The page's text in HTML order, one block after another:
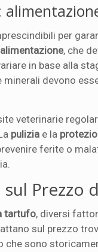
per
alimentazione, che
in base alla
devono
veterinarie
pulizia e la
ferite o
Prezzo
tartufo, diversi
sul prezzo
sono